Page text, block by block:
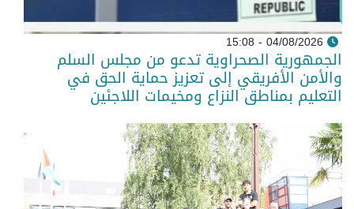
04/08/2026 - 15:08
الجمهورية الصحراوية تدعو من مجلس السلم
والأمن الأفريقي إلى تعزيز حماية الحق في
التعليم بمناطق النزاع ومخيمات اللاجئين